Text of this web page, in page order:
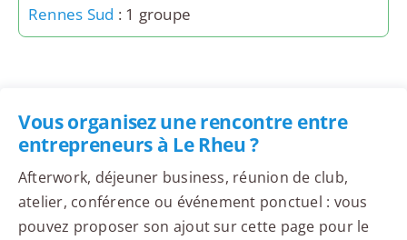
Rennes Sud : 1 groupe
Vous organisez une rencontre entre
entrepreneurs à Le Rheu ?
Afterwork, déjeuner business, réunion de club,
atelier, conférence ou événement ponctuel : vous
pouvez proposer son ajout sur cette page pour le